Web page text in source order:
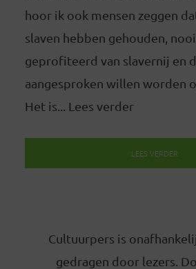
hoor ik ook mensen zeggen
slaven hebben gehouden,
geprofiteerd van slavernij en
aangesproken willen worden
Het is... Lees verder
LEES VERDER
Cultuurpers is
gedragen door lezers.